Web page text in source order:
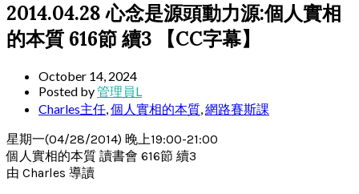
2014.04.28 心念是源頭動力源:個人實相
的本質 616節 續3 【CC字幕】
October 14, 2024
Posted by管理員L
Charles主任,個人實相的本質,網路賽斯課
星期一(04/28/2014) 晚上19:00-21:00
個人實相的本質 讀書會 616節 續3
由 Charles 導讀